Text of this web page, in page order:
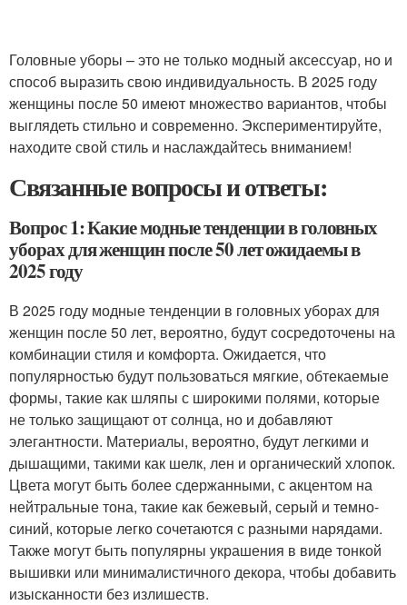
Головные уборы – это не только модный аксессуар, но и
способ выразить свою индивидуальность. В 2025 году
женщины после 50 имеют множество вариантов, чтобы
выглядеть стильно и современно. Экспериментируйте,
находите свой стиль и наслаждайтесь вниманием!
Связанные вопросы и ответы:
Вопрос 1: Какие модные тенденции в головных
уборах для женщин после 50 лет ожидаемы в
2025 году
В 2025 году модные тенденции в головных уборах для
женщин после 50 лет, вероятно, будут сосредоточены на
комбинации стиля и комфорта. Ожидается, что
популярностью будут пользоваться мягкие, обтекаемые
формы, такие как шляпы с широкими полями, которые
не только защищают от солнца, но и добавляют
элегантности. Материалы, вероятно, будут легкими и
дышащими, такими как шелк, лен и органический хлопок.
Цвета могут быть более сдержанными, с акцентом на
нейтральные тона, такие как бежевый, серый и темно-
синий, которые легко сочетаются с разными нарядами.
Также могут быть популярны украшения в виде тонкой
вышивки или минималистичного декора, чтобы добавить
изысканности без излишеств.